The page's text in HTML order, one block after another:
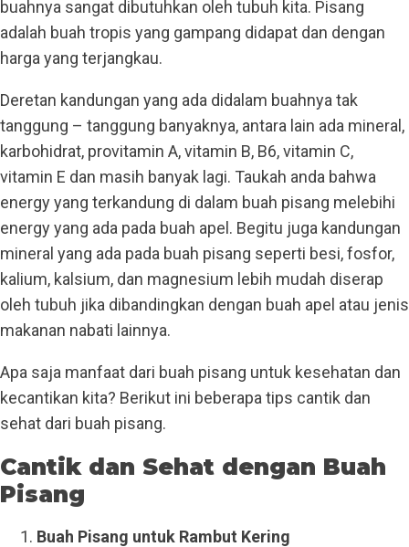
buahnya sangat dibutuhkan oleh tubuh kita. Pisang
adalah buah tropis yang gampang didapat dan dengan
harga yang terjangkau.
Deretan kandungan yang ada didalam buahnya tak
tanggung – tanggung banyaknya, antara lain ada mineral,
karbohidrat, provitamin A, vitamin B, B6, vitamin C,
vitamin E dan masih banyak lagi. Taukah anda bahwa
energy yang terkandung di dalam buah pisang melebihi
energy yang ada pada buah apel. Begitu juga kandungan
mineral yang ada pada buah pisang seperti besi, fosfor,
kalium, kalsium, dan magnesium lebih mudah diserap
oleh tubuh jika dibandingkan dengan buah apel atau jenis
makanan nabati lainnya.
Apa saja manfaat dari buah pisang untuk kesehatan dan
kecantikan kita? Berikut ini beberapa tips cantik dan
sehat dari buah pisang.
Cantik dan Sehat dengan Buah
Pisang
Buah Pisang untuk Rambut Kering